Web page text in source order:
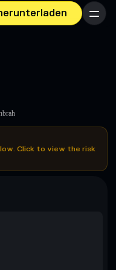
Menü
Click to view the risk